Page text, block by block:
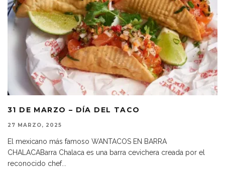
31 DE MARZO – DÍA DEL TACO
27 MARZO, 2025
El mexicano más famoso WANTACOS EN BARRA
CHALACABarra Chalaca es una barra cevichera creada por el
reconocido chef...